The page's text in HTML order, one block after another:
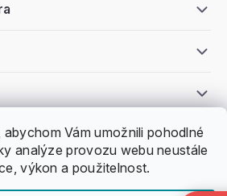
Vám umožnili pohodlné
analýze provozu webu neustále
výkon a použitelnost.